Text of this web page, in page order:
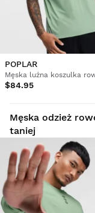
POPLAR
$84.95
Męska odzież
taniej